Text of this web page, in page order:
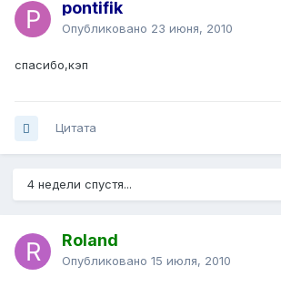
pontifik
Опубликовано 23 июня, 2010
спасибо,кэп
Цитата
4 недели спустя...
Roland
Опубликовано 15 июля, 2010